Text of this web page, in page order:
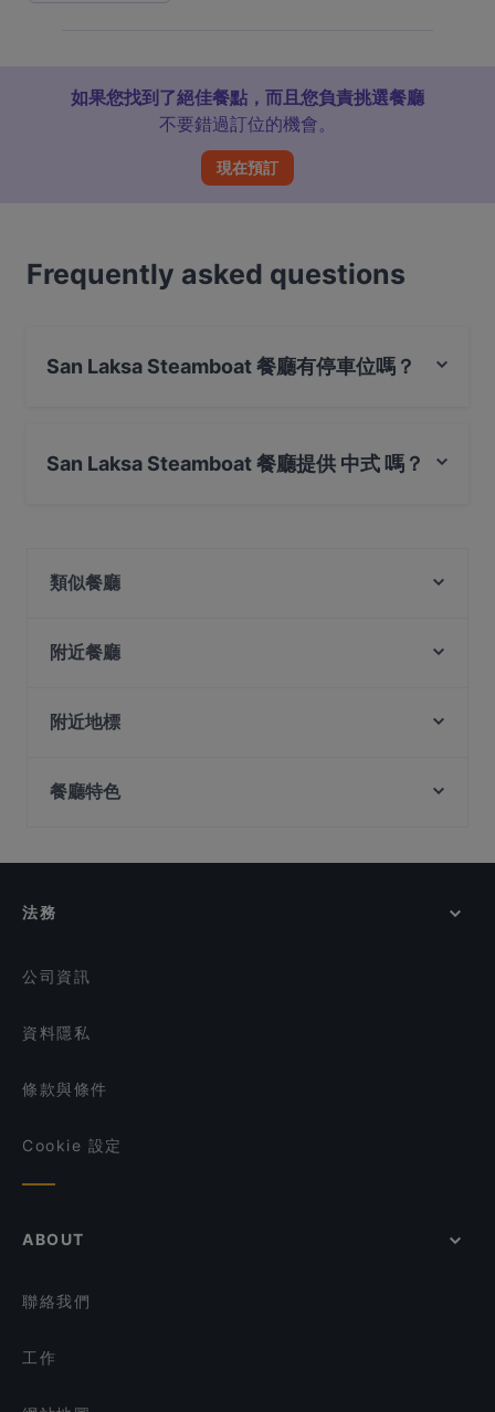
如果您找到了絕佳餐點，而且您負責挑選餐廳
不要錯過訂位的機會。
現在預訂
Frequently asked questions
San Laksa Steamboat 餐廳有停車位嗎？
San Laksa Steamboat 餐廳提供 中式 嗎？
類似餐廳
Junior Kuppanna Restaurant
Chettante Kada
Imperial Grand Cantonese Cuisine 唐苑小叙
附近餐廳
Lao Chang Ji 老昌记 - Jalan Besar
Swaad - Art of Saatvik Food
Ryu Ichi
附近地標
Tanah Merah Station, 新加坡
餐廳特色
在 新加坡 的 休閒餐廳
法務
公司資訊
資料隱私
條款與條件
Cookie 設定
ABOUT
聯絡我們
工作